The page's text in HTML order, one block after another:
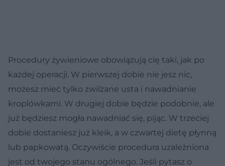
Procedury żywieniowe obowiązują cię taki, jak po
każdej operacji. W pierwszej dobie nie jesz nic,
możesz mieć tylko zwilżane usta i nawadnianie
kroplówkami. W drugiej dobie będzie podobnie, ale
już będziesz mogła nawadniać się, pijąc. W trzeciej
dobie dostaniesz już kleik, a w czwartej dietę płynną
lub papkowatą. Oczywiście procedura uzależniona
jest od twojego stanu ogólnego. Jeśli pytasz o